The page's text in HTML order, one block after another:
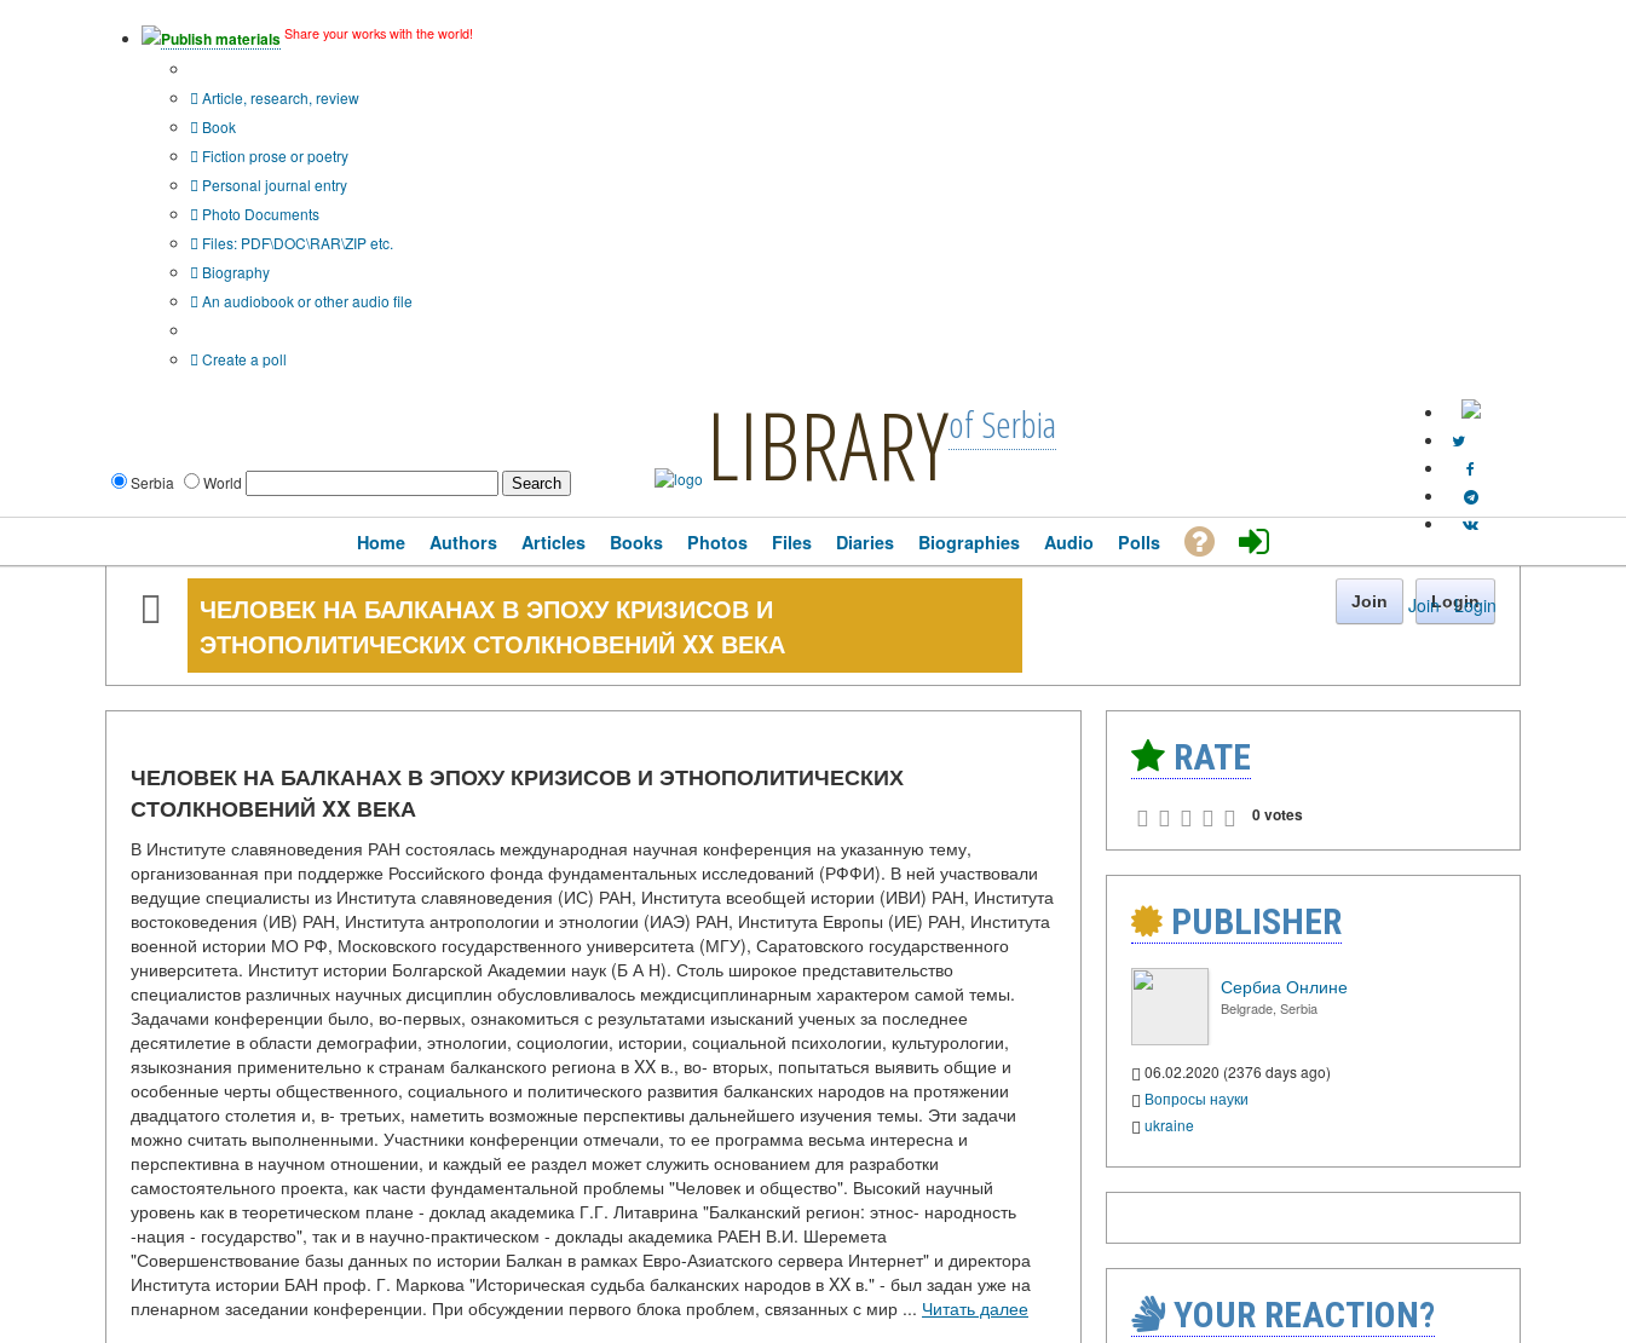
Publish materials Share your works with the world!
Article, research, review
Book
Fiction prose or poetry
Personal journal entry
Photo Documents
Files: PDF\DOC\RAR\ZIP etc.
Biography
An audiobook or other audio file
Create a poll
Serbia World LIBRARYof Serbia
Join · Login
Home Authors Articles Books Photos Files Diaries Biographies Audio Polls
ЧЕЛОВЕК НА БАЛКАНАХ В ЭПОХУ КРИЗИСОВ И
ЭТНОПОЛИТИЧЕСКИХ СТОЛКНОВЕНИЙ XX ВЕКА
Join Login
ЧЕЛОВЕК НА БАЛКАНАХ В ЭПОХУ КРИЗИСОВ И ЭТНОПОЛИТИЧЕСКИХ
СТОЛКНОВЕНИЙ XX ВЕКА
В Институте славяноведения РАН состоялась международная научная конференция на указанную тему,
организованная при поддержке Российского фонда фундаментальных исследований (РФФИ). В ней участвовали
ведущие специалисты из Института славяноведения (ИС) РАН, Института всеобщей истории (ИВИ) РАН, Института
востоковедения (ИВ) РАН, Института антропологии и этнологии (ИАЭ) РАН, Института Европы (ИЕ) РАН, Института
военной истории МО РФ, Московского государственного университета (МГУ), Саратовского государственного
университета. Институт истории Болгарской Академии наук (Б А Н). Столь широкое представительство
специалистов различных научных дисциплин обусловливалось междисциплинарным характером самой темы.
Задачами конференции было, во-первых, ознакомиться с результатами изысканий ученых за последнее
десятилетие в области демографии, этнологии, социологии, истории, социальной психологии, культурологии,
языкознания применительно к странам балканского региона в XX в., во- вторых, попытаться выявить общие и
особенные черты общественного, социального и политического развития балканских народов на протяжении
двадцатого столетия и, в- третьих, наметить возможные перспективы дальнейшего изучения темы. Эти задачи
можно считать выполненными. Участники конференции отмечали, то ее программа весьма интересна и
перспективна в научном отношении, и каждый ее раздел может служить основанием для разработки
самостоятельного проекта, как части фундаментальной проблемы "Человек и общество". Высокий научный
уровень как в теоретическом плане - доклад академика Г.Г. Литаврина "Балканский регион: этнос- народность
-нация - государство", так и в научно-практическом - доклады академика РАЕН В.И. Шеремета
"Совершенствование базы данных по истории Балкан в рамках Евро-Азиатского сервера Интернет" и директора
Института истории БАН проф. Г. Маркова "Историческая судьба балканских народов в XX в." - был задан уже на
пленарном заседании конференции. При обсуждении первого блока проблем, связанных с мир ... Читать далее
RATE
0 votes
PUBLISHER
Сербиа Онлине
Belgrade, Serbia
06.02.2020 (2376 days ago)
Вопросы науки
ukraine
YOUR REACTION?